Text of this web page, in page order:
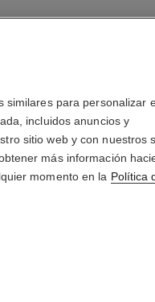
La Barra
Más
Ref. 163834
S/ 249*
similares para personalizar
incluidos anuncios y
sitio web y con nuestros
más información
momento en la Política